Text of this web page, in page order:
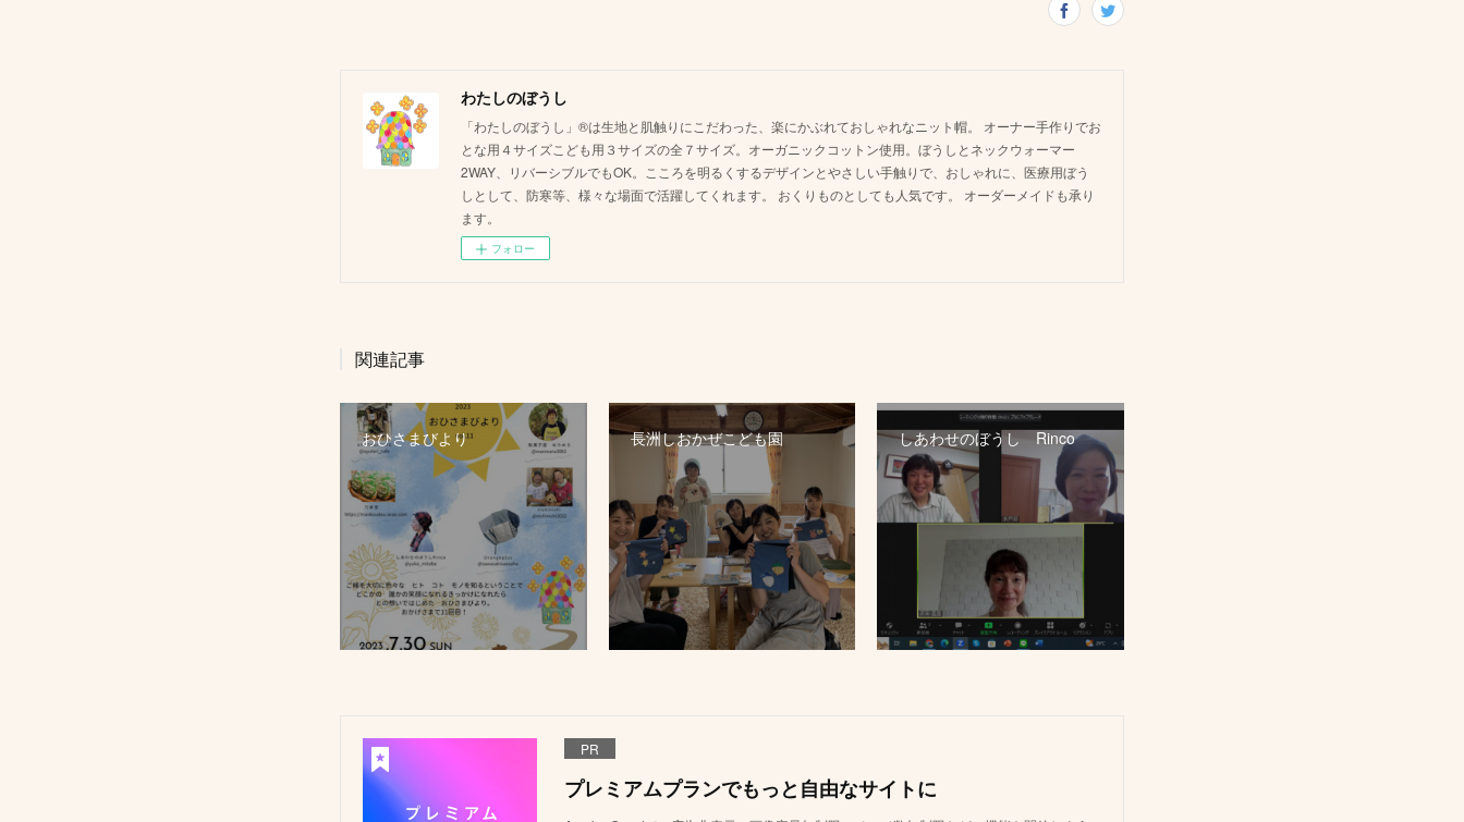
わたしのぼうし
「わたしのぼうし」®は生地と肌触りにこだわった、楽にかぶれておしゃれなニット帽。 オーナー手作りでお
とな用４サイズこども用３サイズの全７サイズ。オーガニックコットン使用。ぼうしとネックウォーマー
2WAY、リバーシブルでもOK。こころを明るくするデザインとやさしい手触りで、おしゃれに、医療用ぼう
しとして、防寒等、様々な場面で活躍してくれます。 おくりものとしても人気です。 オーダーメイドも承り
ます。
フォロー
関連記事
おひさまびより 長洲しおかぜこども園 しあわせのぼうし Rinco
PR
プレミアムプランでもっと自由なサイトに